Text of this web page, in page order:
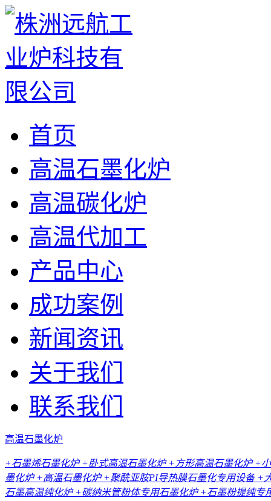
首页
高温石墨化炉
高温碳化炉
高温代加工
产品中心
成功案例
新闻资讯
关于我们
联系我们
高温石墨化炉
+石墨烯石墨化炉+卧式高温石墨化炉+方形高温石墨化炉+
墨化炉+高温石墨化炉+聚酰亚胺PI导热膜石墨化专用设备 +
石墨高温纯化炉+碳纳米管粉体专用石墨化炉+石墨粉提纯专